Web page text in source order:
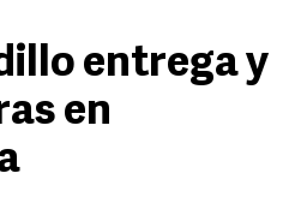
entrega y
en